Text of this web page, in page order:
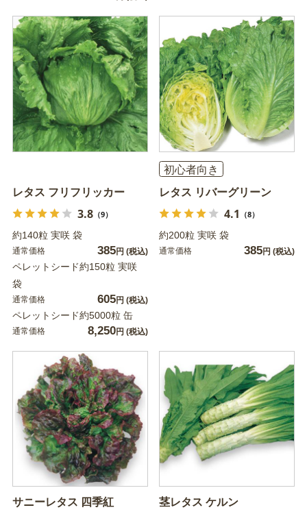
レタス フリフリッカー
3.8（9）
約140粒 実咲 袋
通常価格 385円 (税込)
ペレットシード約150粒 実咲
袋
通常価格 605円 (税込)
ペレットシード約5000粒 缶
通常価格 8,250円 (税込)
初心者向き
レタス リバーグリーン
4.1 （8）
約200粒 実咲 袋
通常価格 385円 (税込)
サニーレタス 四季紅 茎レタス ケルン